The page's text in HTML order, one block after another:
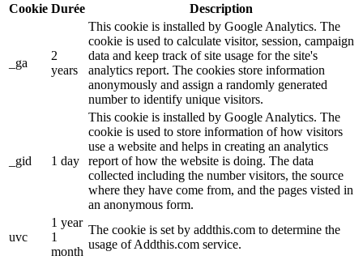
Cookie Durée Description
_ga
2
years
This cookie is installed by Google Analytics. The
cookie is used to calculate visitor, session, campaign
data and keep track of site usage for the site's
analytics report. The cookies store information
anonymously and assign a randomly generated
number to identify unique visitors.
_gid 1 day
This cookie is installed by Google Analytics. The
cookie is used to store information of how visitors
use a website and helps in creating an analytics
report of how the website is doing. The data
collected including the number visitors, the source
where they have come from, and the pages visted in
an anonymous form.
uvc
1 year
1
month
The cookie is set by addthis.com to determine the
usage of Addthis.com service.